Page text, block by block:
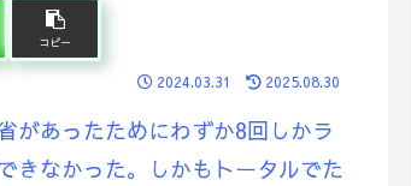
コピー
2024.03.31 2025.08.30
があったためにわずか8回しかラ
きなかった。しかもトータルでた